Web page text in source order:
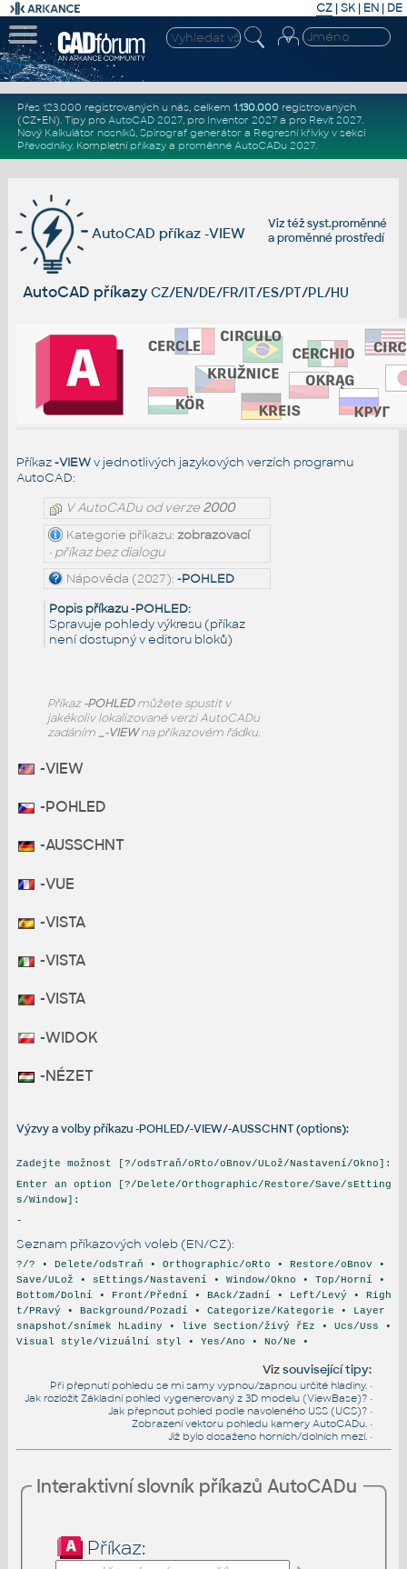
CZ | SK| EN | DE
Přes 123.000 registrovaných u nás, celkem 1.130.000registrovaných
(CZ+EN). Tipy pro AutoCAD 2027, pro Inventor 2027a pro Revit 2027.
Nový Kalkulátor nosníků, Spirograf generátor a Regresní křivkyv sekci
Převodníky. Kompletní příkazya proměnné AutoCADu 2027.
Viz téžsyst.proměnné
aproměnné prostředí
AutoCAD příkaz -VIEW
AutoCAD příkazy CZ/EN/DE/FR/IT/ES/PT/PL/HU
Příkaz-VIEWv jednotlivých jazykových verzích programu
AutoCAD:
V AutoCADu od verze2000
Kategorie příkazu: zobrazovací
• příkaz bez dialogu
Nápověda (2027): -POHLED
Popis příkazu -POHLED:
Spravuje pohledy výkresu (příkaz
není dostupný v editoru bloků)
Příkaz-POHLEDmůžete spustit v
jakékoliv lokalizované verzi AutoCADu
zadáním _-VIEWna příkazovém řádku.
-VIEW
-POHLED
-AUSSCHNT
-VUE
-VISTA
-VISTA
-VISTA
-WIDOK
-NÉZET
Výzvy a volby příkazu -POHLED/-VIEW/-AUSSCHNT (options):
Zadejte možnost [?/odsTraň/oRto/oBnov/ULož/Nastavení/Okno]:
Enter an option [?/Delete/Orthographic/Restore/Save/sEtting
s/Window]:
-
Seznam příkazových voleb (EN/CZ):
?/? • Delete/odsTraň • Orthographic/oRto • Restore/oBnov •
Save/ULož • sEttings/Nastavení • Window/Okno • Top/Horní •
Bottom/Dolní • Front/Přední • BAck/Zadní • Left/Levý • Righ
t/PRavý • Background/Pozadí • Categorize/Kategorie • Layer
snapshot/snímek hLadiny • live Section/živý řEz • Ucs/Uss •
Visual style/Vizuální styl • Yes/Ano • No/Ne •
Vizsouvisející tipy:
Při přepnutí pohledu se mi samy vypnou/zapnou určité hladiny. •
Jak rozložit Základní pohled vygenerovaný z 3D modelu (ViewBase)? •
Jak přepnout pohled podle navoleného USS (UCS)? •
Zobrazení vektoru pohledu kamery AutoCADu. •
Již bylo dosaženo horních/dolních mezí. •
Interaktivní slovník příkazů AutoCADu
Příkaz: